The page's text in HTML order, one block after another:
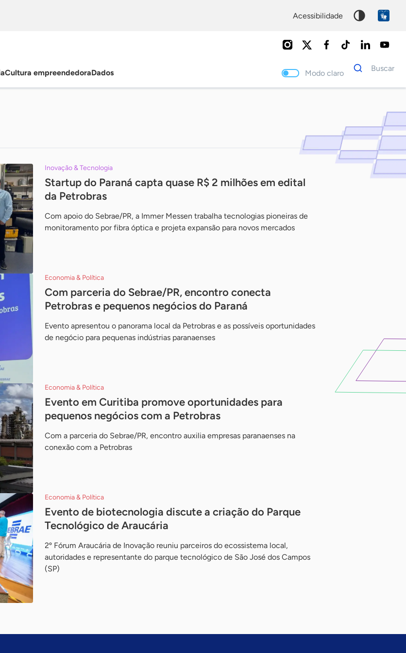
acessibilidade
Cultura empreendedoraDados Modo claro
Dados
para
Buscar
Inovação & Tecnologia
Startup do Paraná capta quase R$ 2 milhões em edital
da Petrobras
Com apoio do Sebrae/PR, a Immer Messen trabalha tecnologias pioneiras de
monitoramento por fibra óptica e projeta expansão para novos mercados
Economia & Política
Com parceria do Sebrae/PR, encontro conecta
Petrobras e pequenos negócios do Paraná
Evento apresentou o panorama local da Petrobras e as possíveis oportunidades
de negócio para pequenas indústrias paranaenses
Economia & Política
Evento em Curitiba promove oportunidades para
pequenos negócios com a Petrobras
Com a parceria do Sebrae/PR, encontro auxilia empresas paranaenses na
conexão com a Petrobras
Economia & Política
Evento de biotecnologia discute a criação do Parque
Tecnológico de Araucária
2º Fórum Araucária de Inovação reuniu parceiros do ecossistema local,
autoridades e representante do parque tecnológico de São José dos Campos
(SP)